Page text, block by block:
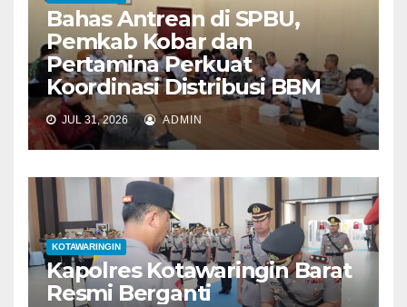
Bahas Antrean di SPBU,
Pemkab Kobar dan
Pertamina Perkuat
Koordinasi Distribusi BBM
JUL 31, 2026 ADMIN
KOTAWARINGIN
Kapolres Kotawaringin Barat
Resmi Berganti